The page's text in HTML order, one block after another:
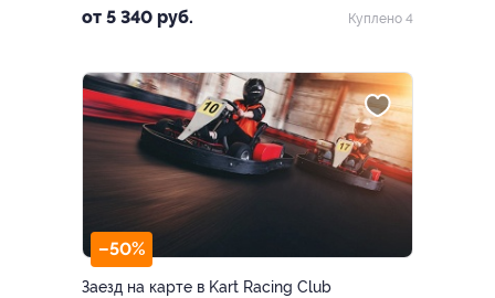
Сергиево-Посадский, ТУ
Хотьковское
от 5 340 руб.
Куплено 4
–50%
Заезд на карте в Kart Racing Club